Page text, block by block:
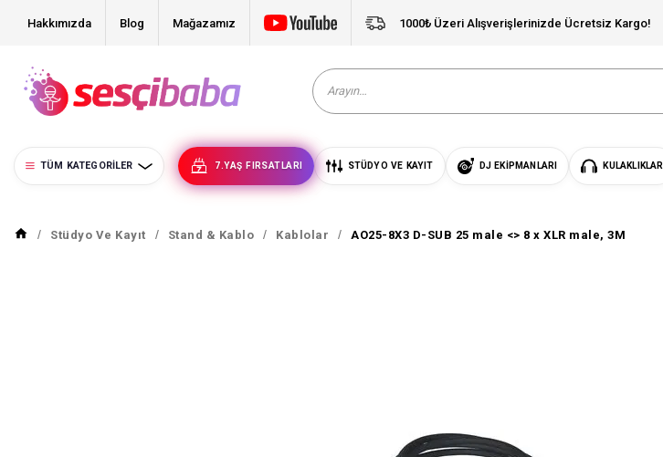
Hakkımızda Blog Mağazamız 1000₺ Üzeri Alışverişlerinizde Ücretsiz Kargo!
TÜM KATEGORILER 7.YAŞ FIRSATLARI STÜDYO VE KAYIT DJ EKIPMANLARI KULAKLIKLAR
Stüdyo Ve Kayıt Stand & Kablo Kablolar AO25-8X3 D-SUB 25 male <> 8 x XLR male, 3M